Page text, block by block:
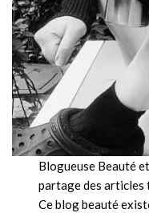
Blogueuse Beauté
partage des articles
Ce blog beauté